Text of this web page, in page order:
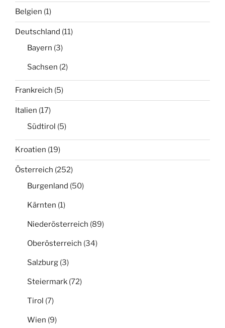
Belgien (1)
Deutschland (11)
Bayern (3)
Sachsen (2)
Frankreich (5)
Italien (17)
Südtirol (5)
Kroatien (19)
Österreich (252)
Burgenland (50)
Kärnten (1)
Niederösterreich (89)
Oberösterreich (34)
Salzburg (3)
Steiermark (72)
Tirol (7)
Wien (9)